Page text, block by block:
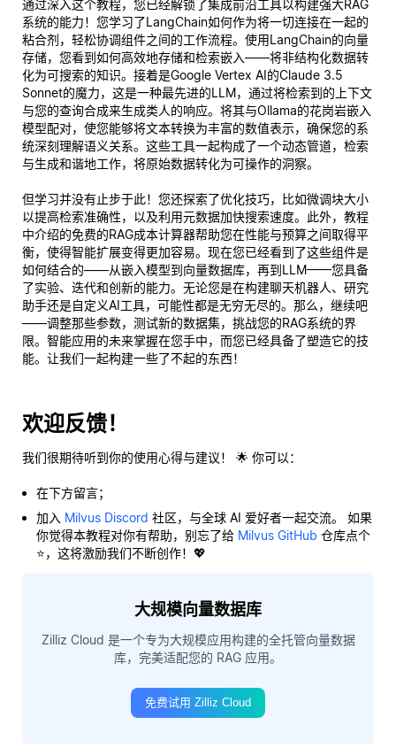
通过深入这个教程，您已经解锁了集成前沿工具以构建强大RAG
系统的能力！您学习了LangChain如何作为将一切连接在一起的
粘合剂，轻松协调组件之间的工作流程。使用LangChain的向量
存储，您看到如何高效地存储和检索嵌入——将非结构化数据转
化为可搜索的知识。接着是Google Vertex AI的Claude 3.5
Sonnet的魔力，这是一种最先进的LLM，通过将检索到的上下文
与您的查询合成来生成类人的响应。将其与Ollama的花岗岩嵌入
模型配对，使您能够将文本转换为丰富的数值表示，确保您的系
统深刻理解语义关系。这些工具一起构成了一个动态管道，检索
与生成和谐地工作，将原始数据转化为可操作的洞察。
但学习并没有止步于此！您还探索了优化技巧，比如微调块大小
以提高检索准确性，以及利用元数据加快搜索速度。此外，教程
中介绍的免费的RAG成本计算器帮助您在性能与预算之间取得平
衡，使得智能扩展变得更加容易。现在您已经看到了这些组件是
如何结合的——从嵌入模型到向量数据库，再到LLM——您具备
了实验、迭代和创新的能力。无论您是在构建聊天机器人、研究
助手还是自定义AI工具，可能性都是无穷无尽的。那么，继续吧
——调整那些参数，测试新的数据集，挑战您的RAG系统的界
限。智能应用的未来掌握在您手中，而您已经具备了塑造它的技
能。让我们一起构建一些了不起的东西！
欢迎反馈！
我们很期待听到你的使用心得与建议！ 🌟 你可以：
在下方留言；
加入 Milvus Discord 社区，与全球 AI 爱好者一起交流。 如果
你觉得本教程对你有帮助，别忘了给 Milvus GitHub 仓库点个
⭐，这将激励我们不断创作！💖
大规模向量数据库
Zilliz Cloud 是一个专为大规模应用构建的全托管向量数据
库，完美适配您的 RAG 应用。
免费试用 Zilliz Cloud